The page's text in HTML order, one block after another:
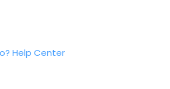
Help Center